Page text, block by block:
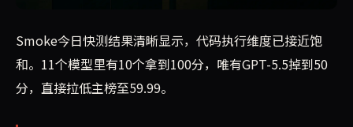
Smoke今日快测结果清晰显示，代码执行维度已接近饱
和。11个模型里有10个拿到100分，唯有GPT-5.5掉到50
分，直接拉低主榜至59.99。